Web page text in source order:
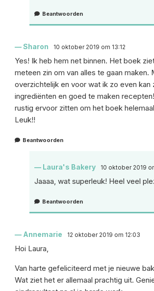
Beantwoorden
Sharon 10 oktober 2019 om 13:12
Yes! Ik heb hem net binnen. Het boek
meteen zin om van alles te gaan maken.
overzichtelijk en voor wat ik zo even kan
ingrediënten en goed te maken
rustig ervoor zitten om het boek
Leuk!!
Beantwoorden
Laura's Bakery 10 oktober 2019
Jaaaa, wat superleuk! Heel veel
Beantwoorden
Annemarie 12 oktober 2019 om 12:03
Hoi Laura,
Van harte gefeliciteerd met je nieuwe
Wat ziet het er allemaal prachtig uit.